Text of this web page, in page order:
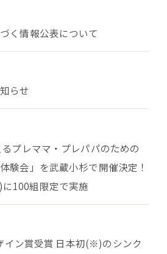
く情報公表について
らせ
プレママ・プレパパのための
験会」を武蔵小杉で開催決定！
100組限定で実施
イン賞受賞 日本初(※)のシンク